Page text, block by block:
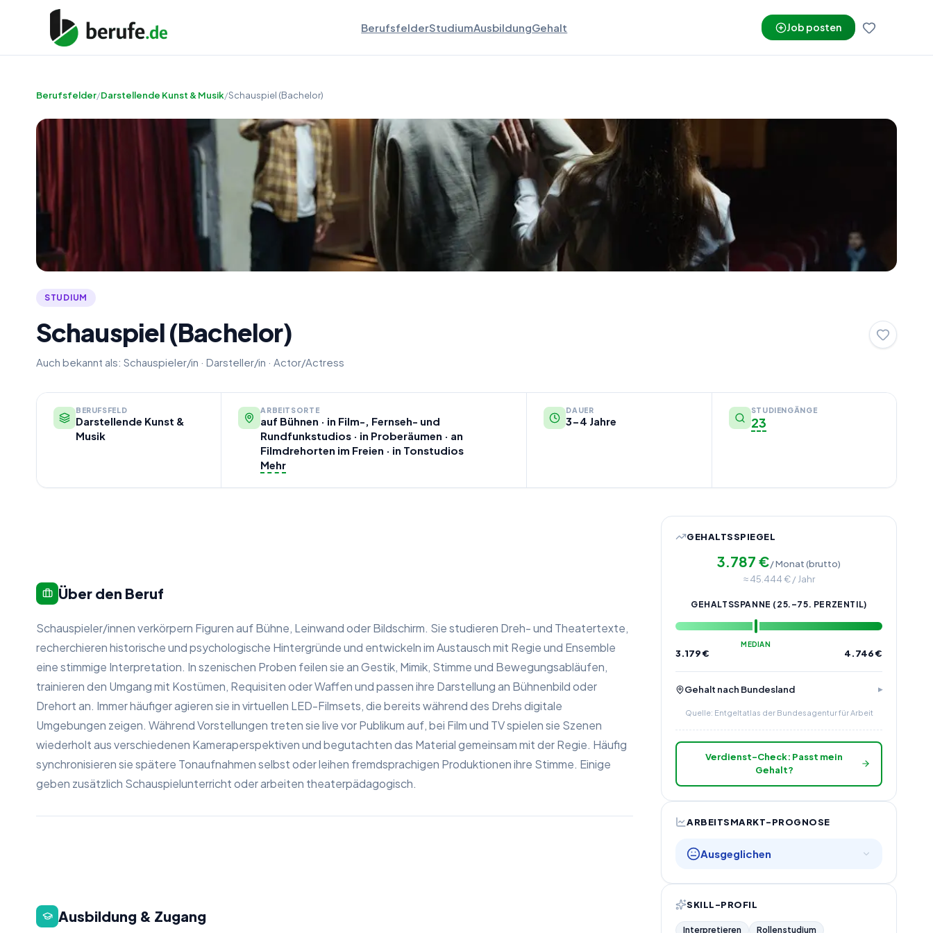
BerufsfelderStudiumAusbildungGehalt Job posten
Berufsfelder/Darstellende Kunst & Musik/Schauspiel (Bachelor)
STUDIUM
Schauspiel (Bachelor)
Auch bekannt als: Schauspieler/in · Darsteller/in · Actor/Actress
BERUFSFELD
Darstellende Kunst &
Musik
ARBEITSORTE
auf Bühnen · in Film-, Fernseh- und
Rundfunkstudios · in Proberäumen · an
Filmdrehorten im Freien · in Tonstudios
Mehr
DAUER
3-4 Jahre
STUDIENGÄNGE
23
Über den Beruf
Schauspieler/innen verkörpern Figuren auf Bühne, Leinwand oder Bildschirm. Sie studieren Dreh- und Theatertexte,
recherchieren historische und psychologische Hintergründe und entwickeln im Austausch mit Regie und Ensemble
eine stimmige Interpretation. In szenischen Proben feilen sie an Gestik, Mimik, Stimme und Bewegungsabläufen,
trainieren den Umgang mit Kostümen, Requisiten oder Waffen und passen ihre Darstellung an Bühnenbild oder
Drehort an. Immer häufiger agieren sie in virtuellen LED-Filmsets, die bereits während des Drehs digitale
Umgebungen zeigen. Während Vorstellungen treten sie live vor Publikum auf, bei Film und TV spielen sie Szenen
wiederholt aus verschiedenen Kameraperspektiven und begutachten das Material gemeinsam mit der Regie. Häufig
synchronisieren sie spätere Tonaufnahmen selbst oder leihen fremdsprachigen Produktionen ihre Stimme. Einige
geben zusätzlich Schauspielunterricht oder arbeiten theaterpädagogisch.
Ausbildung & Zugang
GEHALTSSPIEGEL
3.787 €/ Monat (brutto)
≈45.444€ / Jahr
GEHALTSSPANNE (25.–75. PERZENTIL)
MEDIAN
3.179€ 4.746€
Gehalt nach Bundesland
Quelle: Entgeltatlas der Bundesagentur für Arbeit
Verdienst-Check: Passt mein
Gehalt?
ARBEITSMARKT-PROGNOSE
Ausgeglichen
SKILL-PROFIL
Interpretieren Rollenstudium